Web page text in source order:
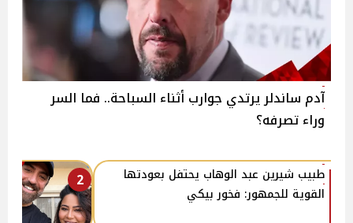
آدم ساندلر يرتدي جوارب أثناء السباحة.. فما السر
وراء تصرفه؟
2
طبيب شيرين عبد الوهاب يحتفل بعودتها
القوية للجمهور: فخور بيكي